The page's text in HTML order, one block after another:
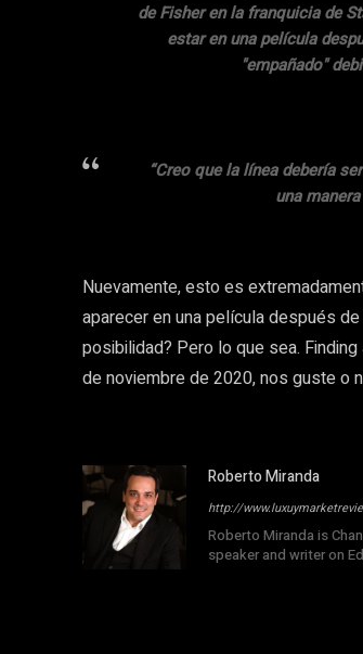
de Fisher en la franquicia de
estar en una película
"empañado"
“Creo que la línea debería
una
Nuevamente, esto es
aparecer en una película después
posibilidad? Pero lo que sea.
de noviembre de 2020, nos guste o
Roberto Miranda
http://
Roberto Miranda is
speaker and writer on